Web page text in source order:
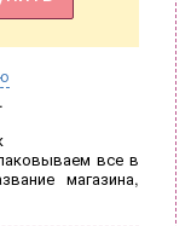
все в
магазина,